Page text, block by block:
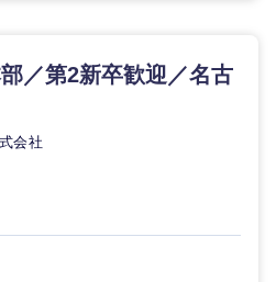
経営企画
策渉外
レル・消費財
ケア・ライフサイエンス
入力ください
／第2新卒歓迎／名古
会社